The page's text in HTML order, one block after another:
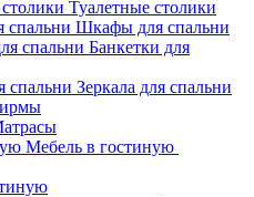
Туалетные столики
Шкафы для спальни
Банкетки для
Зеркала для спальни
Мебель в гостиную